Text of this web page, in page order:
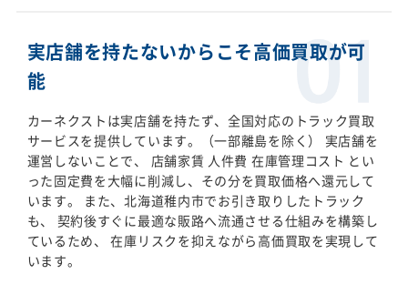
実店舗を持たないからこそ高価買取が可
能
カーネクストは実店舗を持たず、全国対応のトラック買取
サービスを提供しています。（一部離島を除く） 実店舗を
運営しないことで、 店舗家賃 人件費 在庫管理コスト とい
った固定費を大幅に削減し、その分を買取価格へ還元して
います。 また、北海道稚内市でお引き取りしたトラック
も、 契約後すぐに最適な販路へ流通させる仕組みを構築し
ているため、 在庫リスクを抑えながら高価買取を実現して
います。